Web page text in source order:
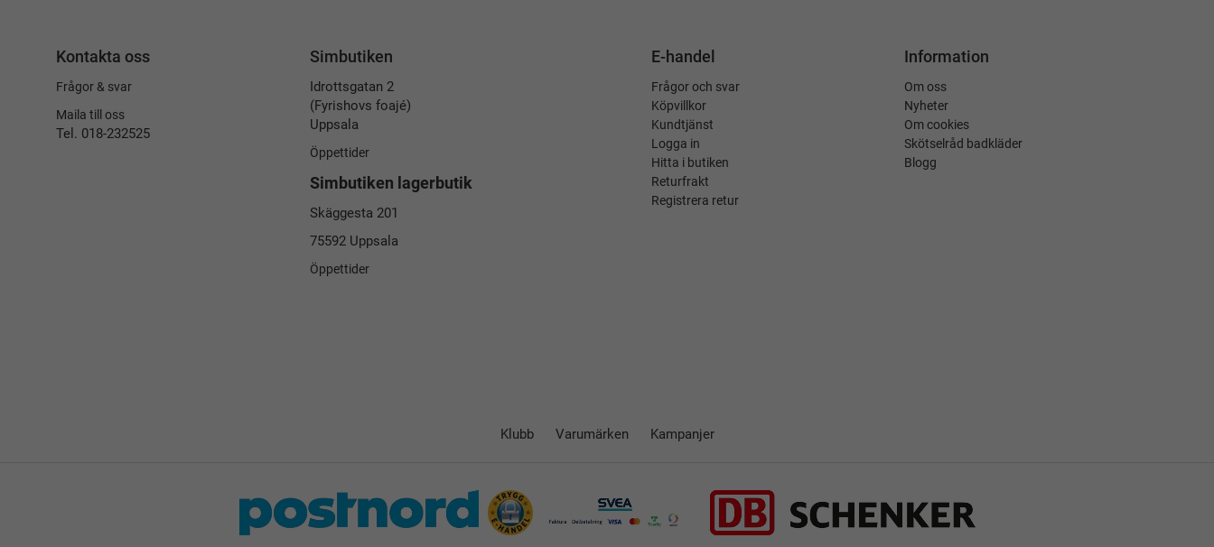
Kontakta oss
Frågor & svar
Maila till oss
Tel. 018-232525
Simbutiken
Idrottsgatan 2
(Fyrishovs foajé)
Uppsala
Öppettider
Simbutiken lagerbutik
Skäggesta 201
75592 Uppsala
Öppettider
E-handel
Frågor och svar
Köpvillkor
Kundtjänst
Logga in
Hitta i butiken
Returfrakt
Registrera retur
Information
Om oss
Nyheter
Om cookies
Skötselråd badkläder
Blogg
Klubb Varumärken Kampanjer